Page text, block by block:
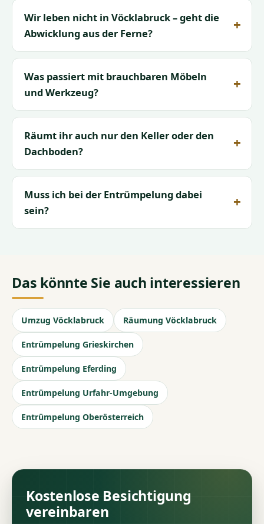
Wir leben nicht in Vöcklabruck – geht die
Abwicklung aus der Ferne?
Was passiert mit brauchbaren Möbeln
und Werkzeug?
Räumt ihr auch nur den Keller oder den
Dachboden?
Muss ich bei der Entrümpelung dabei
sein?
Das könnte Sie auch interessieren
Umzug Vöcklabruck Räumung Vöcklabruck
Entrümpelung Grieskirchen
Entrümpelung Eferding
Entrümpelung Urfahr-Umgebung
Entrümpelung Oberösterreich
Kostenlose Besichtigung
vereinbaren